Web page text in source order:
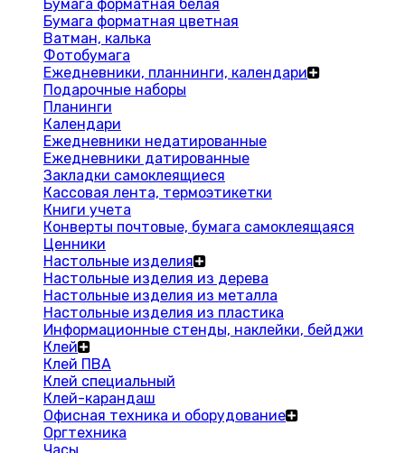
Бумага форматная белая
Бумага форматная цветная
Ватман, калька
Фотобумага
Ежедневники, планнинги, календари
Подарочные наборы
Планинги
Календари
Ежедневники недатированные
Ежедневники датированные
Закладки самоклеящиеся
Кассовая лента, термоэтикетки
Книги учета
Конверты почтовые, бумага самоклеящаяся
Ценники
Настольные изделия
Настольные изделия из дерева
Настольные изделия из металла
Настольные изделия из пластика
Информационные стенды, наклейки, бейджи
Клей
Клей ПВА
Клей специальный
Клей-карандаш
Офисная техника и оборудование
Оргтехника